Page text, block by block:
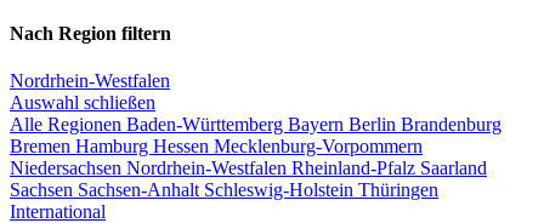
Nach Region filtern
Nordrhein-Westfalen
Auswahl schließen
Alle Regionen Baden-Württemberg Bayern Berlin Brandenburg
Bremen Hamburg Hessen Mecklenburg-Vorpommern
Niedersachsen Nordrhein-Westfalen Rheinland-Pfalz Saarland
Sachsen Sachsen-Anhalt Schleswig-Holstein Thüringen
International